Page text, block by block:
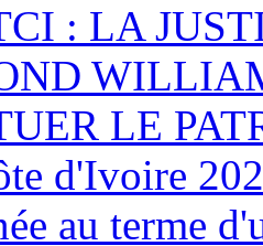
: LA
LE
d'Ivoire
au terme